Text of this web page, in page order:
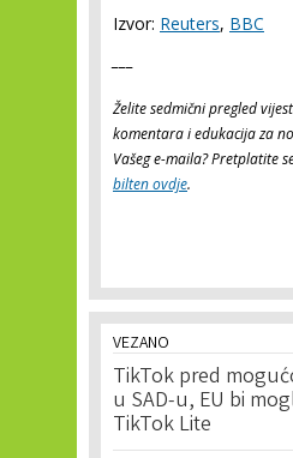
Izvor: Reuters, BBC
Želite sedmični pregled
komentara i edukacija za
Vašeg e-maila? Pretplatite
bilten ovdje.
VEZANO
TikTok pred
u SAD-u, EU bi
TikTok Lite